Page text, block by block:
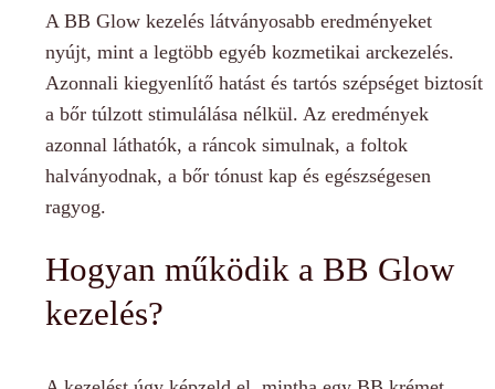
A BB Glow kezelés látványosabb eredményeket
nyújt, mint a legtöbb egyéb kozmetikai arckezelés.
Azonnali kiegyenlítő hatást és tartós szépséget biztosít
a bőr túlzott stimulálása nélkül. Az eredmények
azonnal láthatók, a ráncok simulnak, a foltok
halványodnak, a bőr tónust kap és egészségesen
ragyog.
Hogyan működik a BB Glow
kezelés?